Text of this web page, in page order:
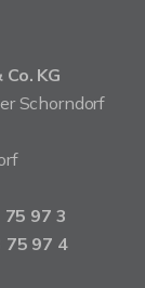
KG
Schorndorf
97 3
75 97 4